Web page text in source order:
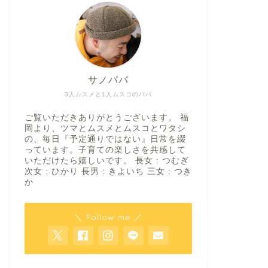
3人ムスメと1人ムスコのパパ
サノパパ
ご覧いただきありがとうございます。 福
岡より、ツマとムスメとムスコとワタシ
の、毎日『予定通りではない』日常を綴
っています。子育ての楽しさを共感して
いただけたら嬉しいです。 長女 : つむぎ
次女 : ひかり 長男 : きよいち 三女 : つき
か
＼ Follow me ／